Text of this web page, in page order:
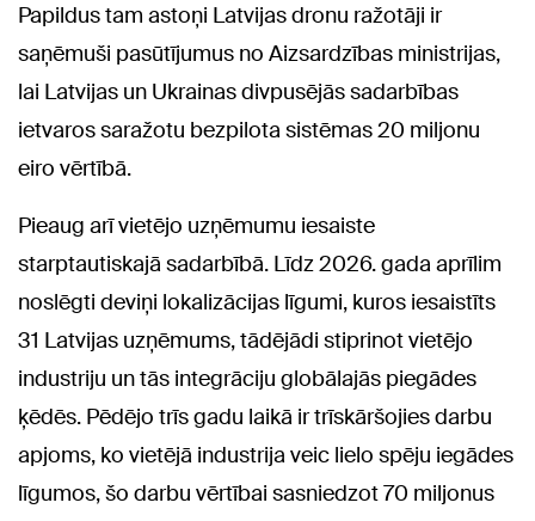
Papildus tam astoņi Latvijas dronu ražotāji ir
saņēmuši pasūtījumus no Aizsardzības ministrijas,
lai Latvijas un Ukrainas divpusējās sadarbības
ietvaros saražotu bezpilota sistēmas 20 miljonu
eiro vērtībā.
Pieaug arī vietējo uzņēmumu iesaiste
starptautiskajā sadarbībā. Līdz 2026. gada aprīlim
noslēgti deviņi lokalizācijas līgumi, kuros iesaistīts
31 Latvijas uzņēmums, tādējādi stiprinot vietējo
industriju un tās integrāciju globālajās piegādes
ķēdēs. Pēdējo trīs gadu laikā ir trīskāršojies darbu
apjoms, ko vietējā industrija veic lielo spēju iegādes
līgumos, šo darbu vērtībai sasniedzot 70 miljonus